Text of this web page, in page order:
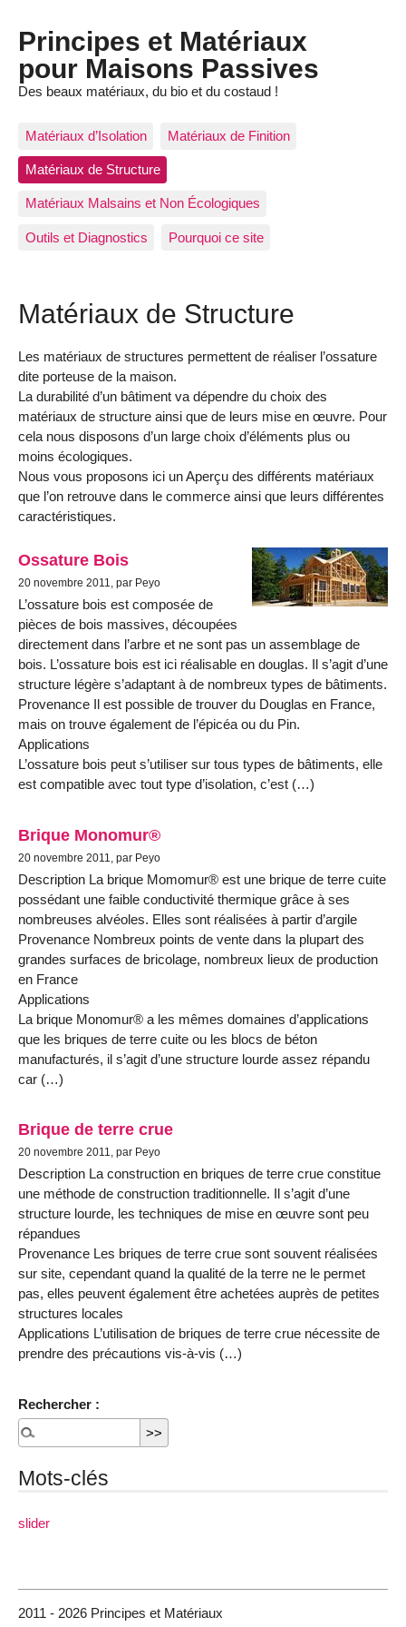
Principes et Matériaux
pour Maisons Passives
Des beaux matériaux, du bio et du costaud !
Matériaux d’Isolation Matériaux de Finition
Matériaux de Structure
Matériaux Malsains et Non Écologiques
Outils et Diagnostics Pourquoi ce site
Matériaux de Structure
Les matériaux de structures permettent de réaliser l’ossature
dite porteuse de la maison.
La durabilité d’un bâtiment va dépendre du choix des
matériaux de structure ainsi que de leurs mise en œuvre. Pour
cela nous disposons d’un large choix d’éléments plus ou
moins écologiques.
Nous vous proposons ici un Aperçu des différents matériaux
que l’on retrouve dans le commerce ainsi que leurs différentes
caractéristiques.
Ossature Bois
20 novembre 2011, par Peyo
L’ossature bois est composée de
pièces de bois massives, découpées
directement dans l’arbre et ne sont pas un assemblage de
bois. L’ossature bois est ici réalisable en douglas. Il s’agit d’une
structure légère s’adaptant à de nombreux types de bâtiments.
Provenance Il est possible de trouver du Douglas en France,
mais on trouve également de l’épicéa ou du Pin.
Applications
L’ossature bois peut s’utiliser sur tous types de bâtiments, elle
est compatible avec tout type d’isolation, c’est (…)
Brique Monomur®
20 novembre 2011, par Peyo
Description La brique Momomur® est une brique de terre cuite
possédant une faible conductivité thermique grâce à ses
nombreuses alvéoles. Elles sont réalisées à partir d’argile
Provenance Nombreux points de vente dans la plupart des
grandes surfaces de bricolage, nombreux lieux de production
en France
Applications
La brique Monomur® a les mêmes domaines d’applications
que les briques de terre cuite ou les blocs de béton
manufacturés, il s’agit d’une structure lourde assez répandu
car (…)
Brique de terre crue
20 novembre 2011, par Peyo
Description La construction en briques de terre crue constitue
une méthode de construction traditionnelle. Il s’agit d’une
structure lourde, les techniques de mise en œuvre sont peu
répandues
Provenance Les briques de terre crue sont souvent réalisées
sur site, cependant quand la qualité de la terre ne le permet
pas, elles peuvent également être achetées auprès de petites
structures locales
Applications L’utilisation de briques de terre crue nécessite de
prendre des précautions vis-à-vis (…)
Rechercher :
Mots-clés
slider
2011 - 2026 Principes et Matériaux